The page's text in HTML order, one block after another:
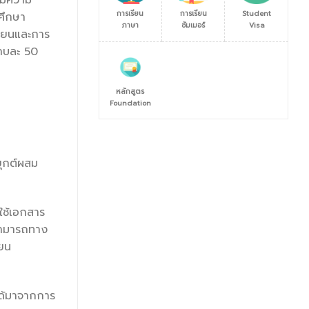
กษา
นและการ
ละ 50
กต์ผสม
เอกสาร
ารถทาง
น
มาจากการ
การเรียน
ภาษา
การเรียน
ซัมเมอร์
Student
Visa
หลักสูตร
Foundation